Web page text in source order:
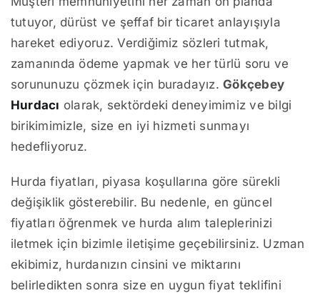
tutuyor, dürüst ve şeffaf bir ticaret anlayışıyla
hareket ediyoruz. Verdiğimiz sözleri tutmak,
zamanında ödeme yapmak ve her türlü soru ve
sorununuzu çözmek için buradayız.Gökçebey
Hurdacı olarak, sektördeki deneyimimiz ve bilgi
birikimimizle, size en iyi hizmeti sunmayı
hedefliyoruz.
Hurda fiyatları, piyasa koşullarına göre sürekli
değişiklik gösterebilir. Bu nedenle, en güncel
fiyatları öğrenmek ve hurda alım taleplerinizi
iletmek için bizimle iletişime geçebilirsiniz. Uzman
ekibimiz, hurdanızın cinsini ve miktarını
belirledikten sonra size en uygun fiyat teklifini